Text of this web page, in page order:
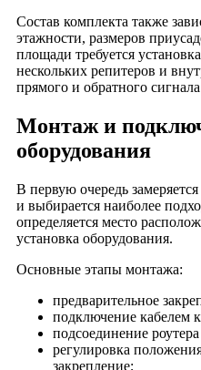
Состав комплекта также
этажности, размеров
площади требуется
нескольких репитеров и
прямого и обратного
Монтаж и
оборудования
В первую очередь
и выбирается наиболее
определяется место
установка оборудования.
Основные этапы монтажа:
предварительное
подключение кабелем
подсоединение
регулировка
закрепление;